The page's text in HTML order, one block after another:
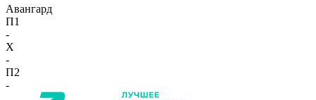
Авангард
П1
-
X
-
П2
-